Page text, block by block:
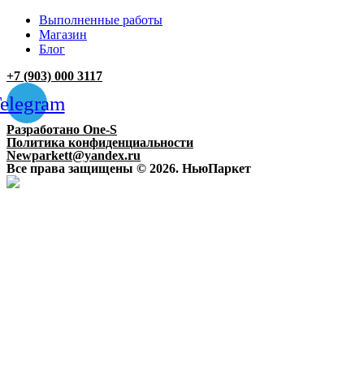
Выполненные работы
Магазин
Блог
+7 (903) 000 3117
Разработано One-S
Политика конфиденциальности
Newparkett@yandex.ru
Все права защищены © 2026. НьюПаркет